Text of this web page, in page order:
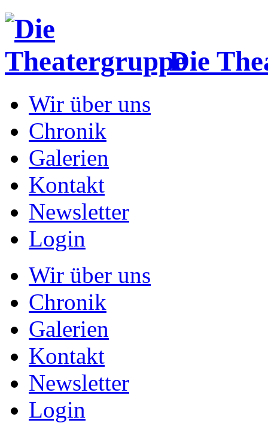
Die
Wir über uns
Chronik
Galerien
Kontakt
Newsletter
Login
Wir über uns
Chronik
Galerien
Kontakt
Newsletter
Login